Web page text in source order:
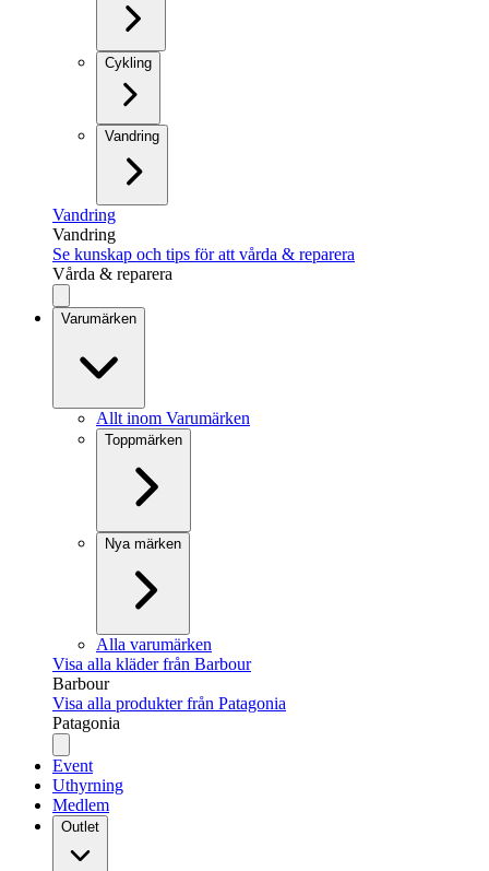
Cykling
Vandring
Vandring
Vandring
Se kunskap och tips för att vårda & reparera
Vårda & reparera
Varumärken
Allt inom Varumärken
Toppmärken
Nya märken
Alla varumärken
Visa alla kläder från Barbour
Barbour
Visa alla produkter från Patagonia
Patagonia
Event
Uthyrning
Medlem
Outlet